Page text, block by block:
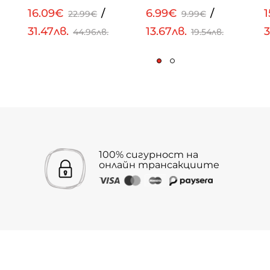
16.09€ 22.99€ /
31.47лв. 44.96лв.
6.99€ 9.99€ /
13.67лв. 19.54лв.
100% сигурност на
онлайн трансакциите